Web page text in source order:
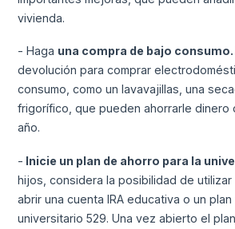
vivienda.
- Haga una compra de bajo
devolución para comprar
consumo, como un lavavajillas, una
frigorífico, que pueden ahorrarle dinero
año.
- Inicie un plan de ahorro para la
hijos, considera la posibilidad de
abrir una cuenta IRA educativa o un
universitario 529. Una vez abierto el